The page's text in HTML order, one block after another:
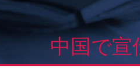
中国で宣